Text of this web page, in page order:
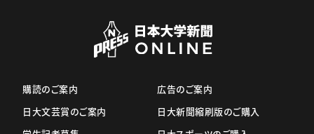
購読のご案内
日大文芸賞のご案内
広告のご案内
日大新聞縮刷版のご購入